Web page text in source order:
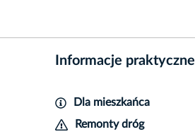
Informacje praktyczne
Dla mieszkańca
Remonty dróg